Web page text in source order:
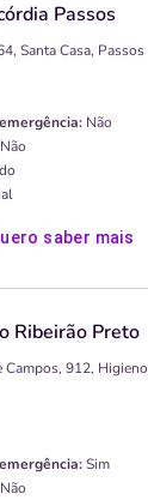
Passos
Santa Casa,
Não
Não
saber mais
Ribeirão Preto
Campos, 912,
Sim
Não